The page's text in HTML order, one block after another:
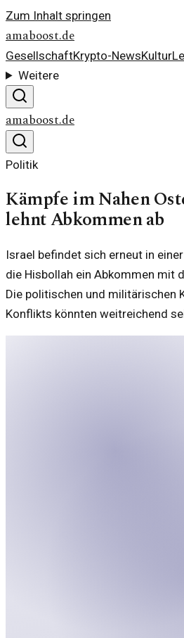
Zum Inhalt springen
amaboost.de
GesellschaftKrypto-NewsKultur
Weitere
amaboost.de
Politik
Kämpfe im Nahen
lehnt Abkommen ab
Israel befindet sich erneut in
die Hisbollah ein Abkommen mit
Die politischen und militärischen
Konflikts könnten weitreichend